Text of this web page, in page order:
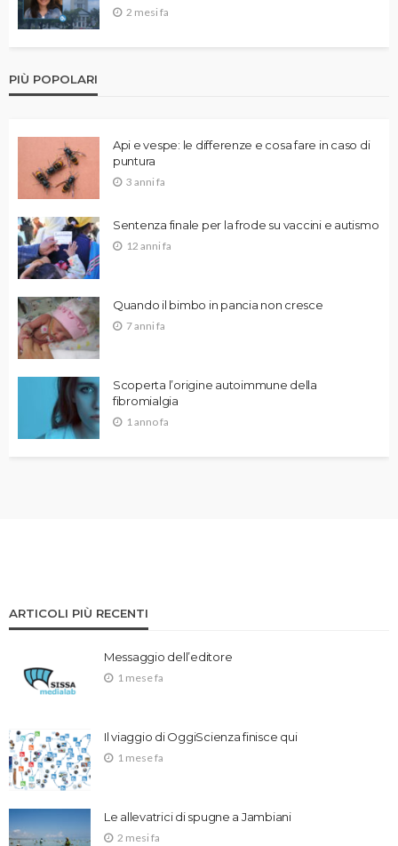
2 mesi fa
PIÙ POPOLARI
Api e vespe: le differenze e cosa fare in caso di
puntura
3 anni fa
Sentenza finale per la frode su vaccini e autismo
12 anni fa
Quando il bimbo in pancia non cresce
7 anni fa
Scoperta l’origine autoimmune della
fibromialgia
1 anno fa
ARTICOLI PIÙ RECENTI
Messaggio dell’editore
1 mese fa
Il viaggio di OggiScienza finisce qui
1 mese fa
Le allevatrici di spugne a Jambiani
2 mesi fa